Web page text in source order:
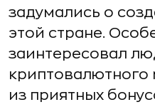
задумались о
этой стране.
заинтересовал
из приятных